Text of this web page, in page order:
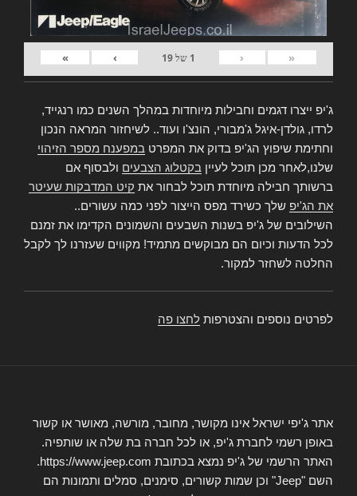
«
‹
1 של19
›
»
ג'יפ ייצרו דגמים וחבילות מיוחדות במהלך השנים כמו רנגייד,
לרדו, גולדן-איגל ג'מבורי, הונצ'ו ועוד.. לשיחזור המראה הנכון
וחתימת שיפוץ הג'יפ בדוק את המפרט במפענח מספר הזיהוי
שלנו,לאחר מכן תוכל לעיין בקטלוג הצבעים ולבסוף אם
ברשותך חבילה מיוחדת תוכל לבחור את קיט המדבקות שעיטר
את הג'יפ שלך כשירד מפס הייצור לפני כמה עשורים..
השילובים של ג'יפ בשנות השבעים והשמונים הקדימו את זמנם
לכל הדעות וכיום הם מבוקשים מתמיד! מקווים שעזרנו לך לקבל
החלטה לשחזר למקור.
לפרטים נוספים והצטרפות לחצו פה
אתר ג'יפי ישראל אינו מקושר, מחובר, מורשה, מאושר או קשור
באופן רשמי לחברת ג'יפ, או לכל חברה בת שלה או שותפיה.
האתר הרשמי של ג'יפ נמצא בכתובת https://www.jeep.com.
השם "Jeep" וכן שמות קשורים, סימנים, סמלים ותמונות הם